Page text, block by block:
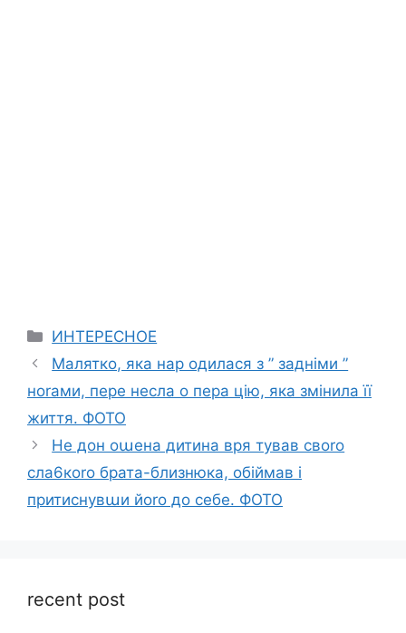
Categories
ИНТЕРЕСНОЕ
Малятко, яка нар одилася з ” задніми ”
ноrами, пере несла о пера цію, яка змінила її
життя. ФОТО
Не дон оաена дитина вря тував своrо
сла6коrо брата-близнюка, обіймав і
притиснувաи йоrо до себе. ФОТО
recent post